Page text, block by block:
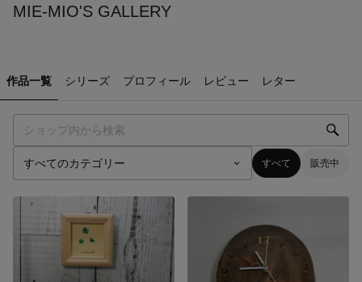
MIE-MIO'S GALLERY
作品一覧 シリーズ プロフィール レビュー レター
すべて 販売中